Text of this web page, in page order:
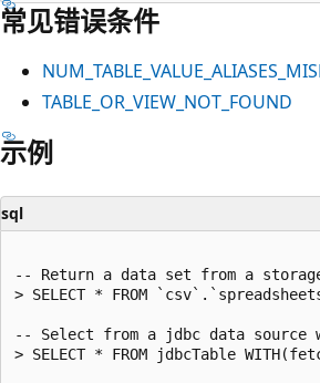
常见错误条件
TABLE_OR_VIEW_NOT_FOUND
示例
sql
-- Return a data set from a
> SELECT * FROM
-- Select from a jdbc data
> SELECT * FROM jdbcTable